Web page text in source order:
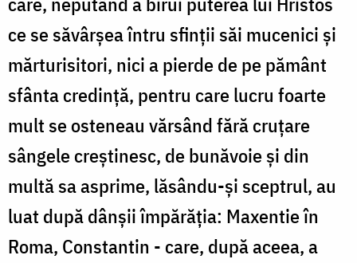
ce se săvârșea întru sfinții săi mucenici și
mărturisitori, nici a pierde de pe pământ
sfânta credință, pentru care lucru foarte
mult se osteneau vărsând fără cruțare
sângele creștinesc, de bunăvoie și din
multă sa asprime, lăsându-și sceptrul, au
luat după dânșii împărăția: Maxentie în
Roma, Constantin - care, după aceea, a